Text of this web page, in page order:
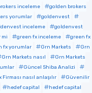
inceleme
golden brokers
yorumlar
goldenvest
inceleme
goldenvest
mi green fx inceleme
green fx
fx yorumlar Grn Markets
Grn
Grn Markets nasıl
Grn Markets
Güncel Shiba Analizi
nasıl anlaşılır
Güvenilir
hedef capital
hedef capital